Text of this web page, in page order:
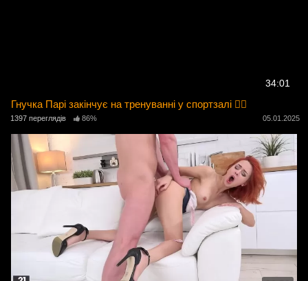
34:01
Гнучка Парі закінчує на тренуванні у спортзалі 🏋️‍♀️
1397 переглядів 86% 05.01.2025